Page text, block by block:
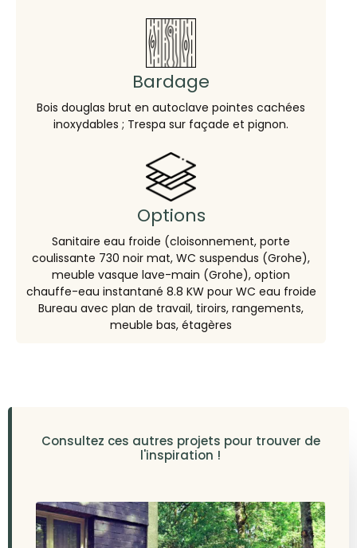
Bardage
Bois douglas brut en autoclave pointes cachées
inoxydables ; Trespa sur façade et pignon.
Options
Sanitaire eau froide (cloisonnement, porte
coulissante 730 noir mat, WC suspendus (Grohe),
meuble vasque lave-main (Grohe), option
chauffe-eau instantané 8.8 KW pour WC eau froide
Bureau avec plan de travail, tiroirs, rangements,
meuble bas, étagères
Consultez ces autres projets pour trouver de
l'inspiration !